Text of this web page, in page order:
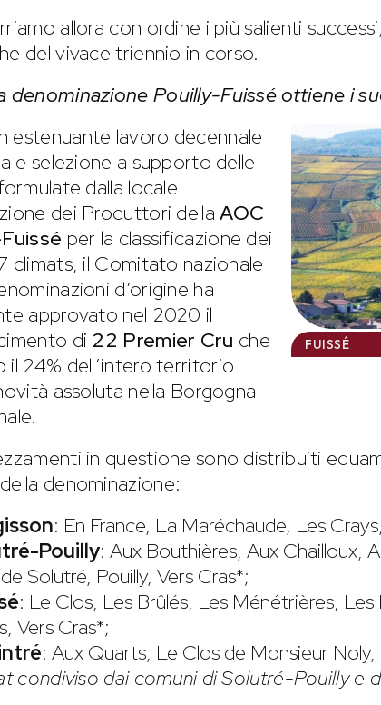
allora con ordine i più salienti
del vivace triennio in corso.
denominazione Pouilly-Fuissé ottiene i
FUISSÉ
estenuante lavoro decennale
e selezione a supporto delle
dalla locale
dei Produttori dellaAOC
per la classificazione dei
climats, il Comitato nazionale
d’origine ha
approvato nel 2020 il
di 22 Premier Cru che
il 24% dell’intero territorio
assoluta nella Borgogna
in questione sono distribuiti
denominazione:
: En France, La Maréchaude, Les
Pouilly: Aux Bouthières, Aux Chailloux,
Solutré, Pouilly, Vers Cras*;
: Le Clos, Les Brûlés, Les Ménétrières,
Vers Cras*;
: Aux Quarts, Le Clos de Monsieur
condiviso dai comuni di Solutré-Pouilly e